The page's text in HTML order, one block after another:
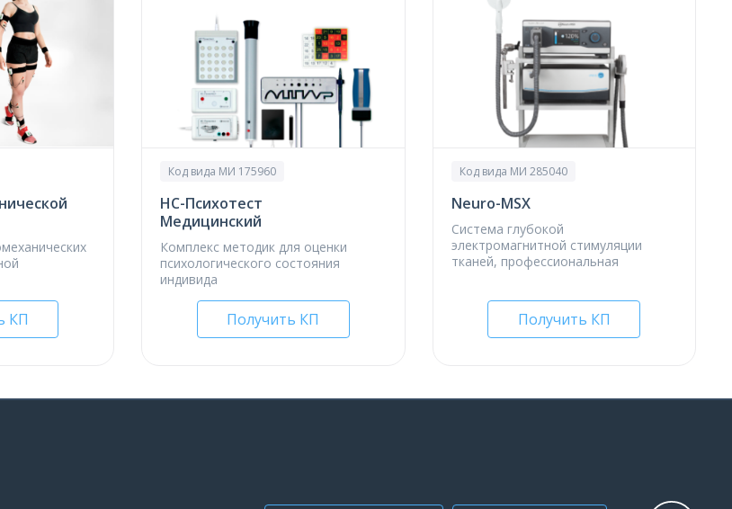
КП
Код вида МИ 175960
НС-Психотест
Медицинский
Комплекс методик для оценки
психологического состояния
индивида
Получить КП
Код вида МИ 285040
Neuro-МSX
Система глубокой
электромагнитной стимуляции
тканей, профессиональная
Получить КП